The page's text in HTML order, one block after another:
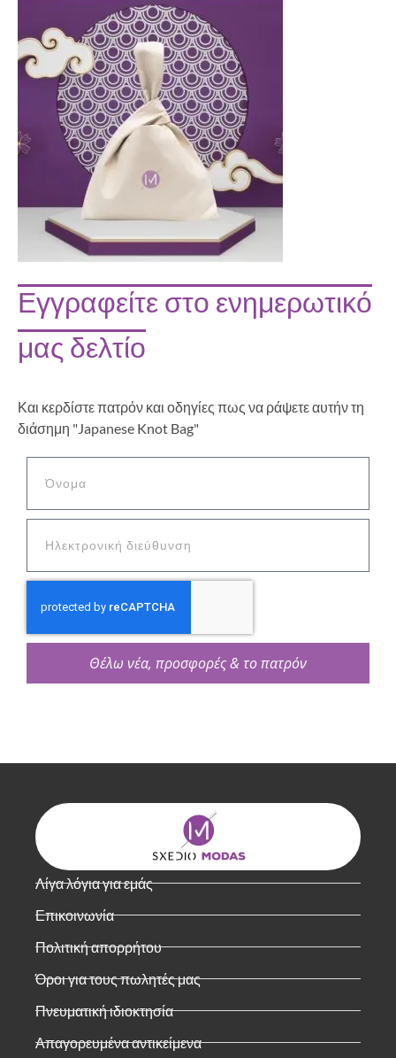
Εγγραφείτε στο ενημερωτικό
μας δελτίο
Και κερδίστε πατρόν και οδηγίες πως να ράψετε αυτήν τη
διάσημη "Japanese Knot Bag"
Θέλω νέα, προσφορές & το πατρόν
Λίγα λόγια για εμάς
Επικοινωνία
Πολιτική απορρήτου
Όροι για τους πωλητές μας
Πνευματική ιδιοκτησία
Απαγορευμένα αντικείμενα